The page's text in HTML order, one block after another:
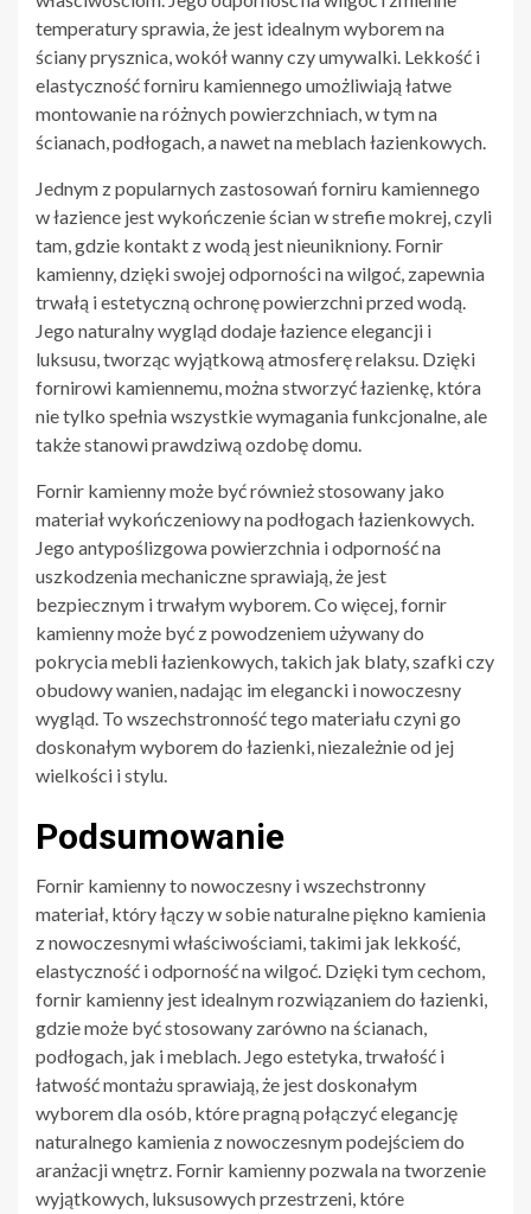
temperatury sprawia, że jest idealnym wyborem na
ściany prysznica, wokół wanny czy umywalki. Lekkość i
elastyczność forniru kamiennego umożliwiają łatwe
montowanie na różnych powierzchniach, w tym na
ścianach, podłogach, a nawet na meblach łazienkowych.
Jednym z popularnych zastosowań forniru kamiennego
w łazience jest wykończenie ścian w strefie mokrej, czyli
tam, gdzie kontakt z wodą jest nieunikniony. Fornir
kamienny, dzięki swojej odporności na wilgoć, zapewnia
trwałą i estetyczną ochronę powierzchni przed wodą.
Jego naturalny wygląd dodaje łazience elegancji i
luksusu, tworząc wyjątkową atmosferę relaksu. Dzięki
fornirowi kamiennemu, można stworzyć łazienkę, która
nie tylko spełnia wszystkie wymagania funkcjonalne, ale
także stanowi prawdziwą ozdobę domu.
Fornir kamienny może być również stosowany jako
materiał wykończeniowy na podłogach łazienkowych.
Jego antypoślizgowa powierzchnia i odporność na
uszkodzenia mechaniczne sprawiają, że jest
bezpiecznym i trwałym wyborem. Co więcej, fornir
kamienny może być z powodzeniem używany do
pokrycia mebli łazienkowych, takich jak blaty, szafki czy
obudowy wanien, nadając im elegancki i nowoczesny
wygląd. To wszechstronność tego materiału czyni go
doskonałym wyborem do łazienki, niezależnie od jej
wielkości i stylu.
Podsumowanie
Fornir kamienny to nowoczesny i wszechstronny
materiał, który łączy w sobie naturalne piękno kamienia
z nowoczesnymi właściwościami, takimi jak lekkość,
elastyczność i odporność na wilgoć. Dzięki tym cechom,
fornir kamienny jest idealnym rozwiązaniem do łazienki,
gdzie może być stosowany zarówno na ścianach,
podłogach, jak i meblach. Jego estetyka, trwałość i
łatwość montażu sprawiają, że jest doskonałym
wyborem dla osób, które pragną połączyć elegancję
naturalnego kamienia z nowoczesnym podejściem do
aranżacji wnętrz. Fornir kamienny pozwala na tworzenie
wyjątkowych, luksusowych przestrzeni, które